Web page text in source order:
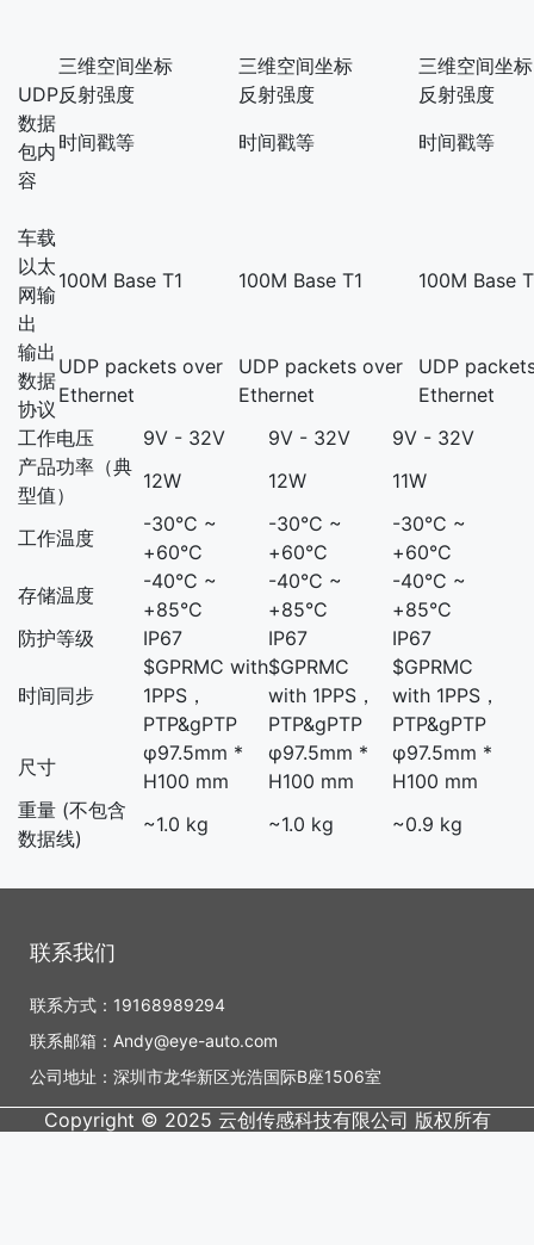
UDP
数据
包内
容
三维空间坐标
反射强度
时间戳等
三维空间坐标
反射强度
时间戳等
三维空间坐标
反射强度
时间戳等
车载
以太
网输
出
100M Base T1 100M Base T1 100M Base
输出
数据
协议
UDP packets over
Ethernet
UDP packets over
Ethernet
UDP
Ethernet
工作电压
9V - 32V 9V - 32V
9V - 32V
产品功率（典
型值）
12W 12W 11W
工作温度
-30°C ~
+60°C
-30°C ~
+60°C
-30°C ~
+60°C
存储温度
-40°C ~
+85°C
-40°C ~
+85°C
-40°C ~
+85°C
防护等级
IP67 IP67 IP67
时间同步
$GPRMC with
1PPS，
PTP&gPTP
$GPRMC
with 1PPS，
PTP&gPTP
$GPRMC
with 1PPS，
PTP&gPTP
尺寸
φ97.5mm *
H100 mm
φ97.5mm *
H100 mm
φ97.5mm *
H100 mm
重量 (不包含
数据线)
~1.0 kg ~1.0 kg ~0.9 kg
联系我们
联系方式：19168989294
联系邮箱：Andy@eye-auto.com
公司地址：深圳市龙华新区光浩国际B座1506室
Copyright © 2025 云创传感科技有限公司 版权所有